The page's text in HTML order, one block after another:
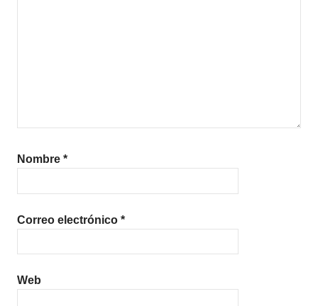
Nombre *
Correo electrónico *
Web